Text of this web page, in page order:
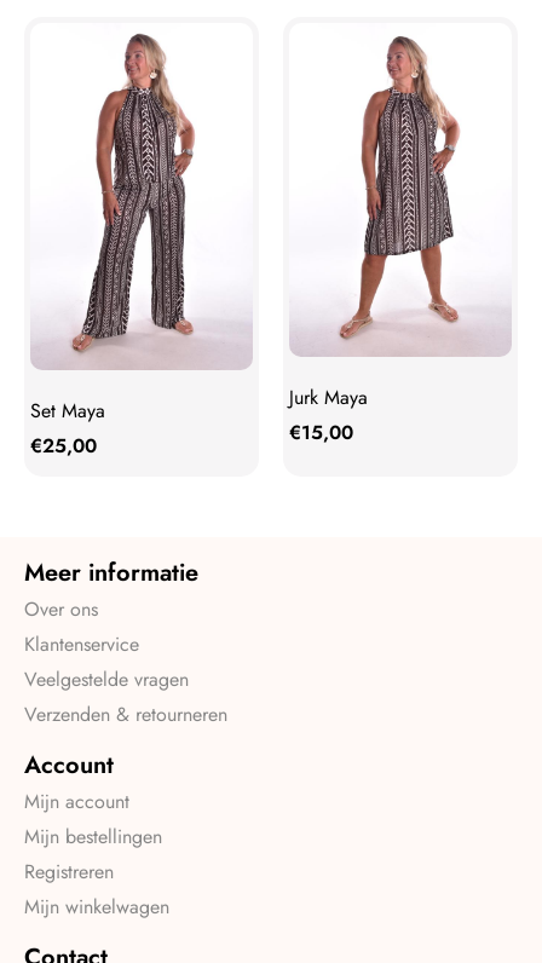
Set Maya
€25,00
Jurk Maya
€15,00
Meer informatie
Over ons
Klantenservice
Veelgestelde vragen
Verzenden & retourneren
Account
Mijn account
Mijn bestellingen
Registreren
Mijn winkelwagen